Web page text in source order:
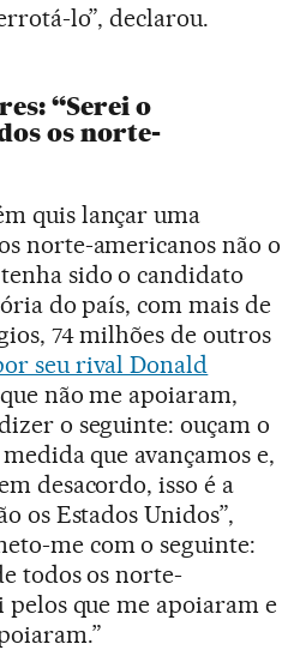
lo”, declarou.
“Serei o
os norte-
quis lançar uma
norte-americanos não o
sido o candidato
do país, com mais de
74 milhões de outros
seu rival Donald
não me apoiaram,
o seguinte: ouçam o
que avançamos e,
desacordo, isso é a
os Estados Unidos”,
me com o seguinte:
todos os norte-
que me apoiaram e